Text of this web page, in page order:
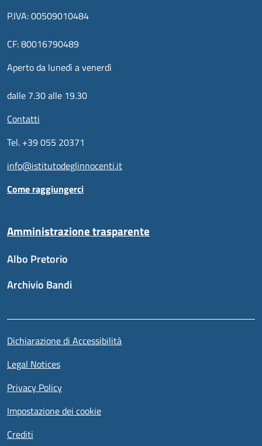
P.IVA: 00509010484
CF: 80016790489
Aperto da lunedì a venerdì
dalle 7.30 alle 19.30
Contatti
Tel. +39 055 20371
info@istitutodeglinnocenti.it
Come raggiungerci
Amministrazione trasparente
Albo Pretorio
Archivio Bandi
Sezione link utili
Dichiarazione di Accessibilità
Legal Notices
Privacy Policy
Impostazione dei cookie
Crediti